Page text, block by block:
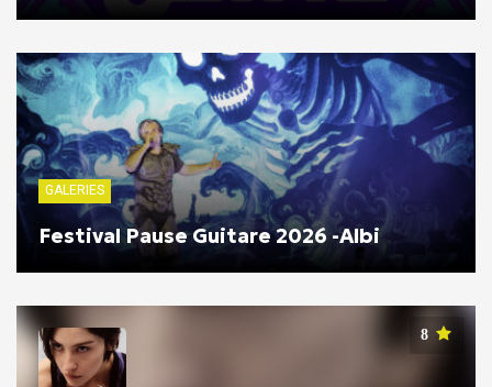
GALERIES
Festival Pause Guitare 2026 -Albi
8